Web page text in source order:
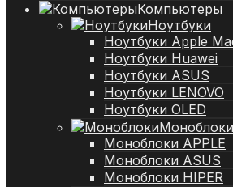
Компьютеры
Ноутбуки
Ноутбуки Apple
Ноутбуки Huawei
Ноутбуки ASUS
Ноутбуки LENOVO
Ноутбуки OLED
Моноблоки
Моноблоки APPLE
Моноблоки ASUS
Моноблоки HIPER